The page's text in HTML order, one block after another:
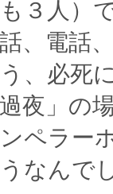
３人）
、電話
、必死
過夜」の
ペラー
なんで